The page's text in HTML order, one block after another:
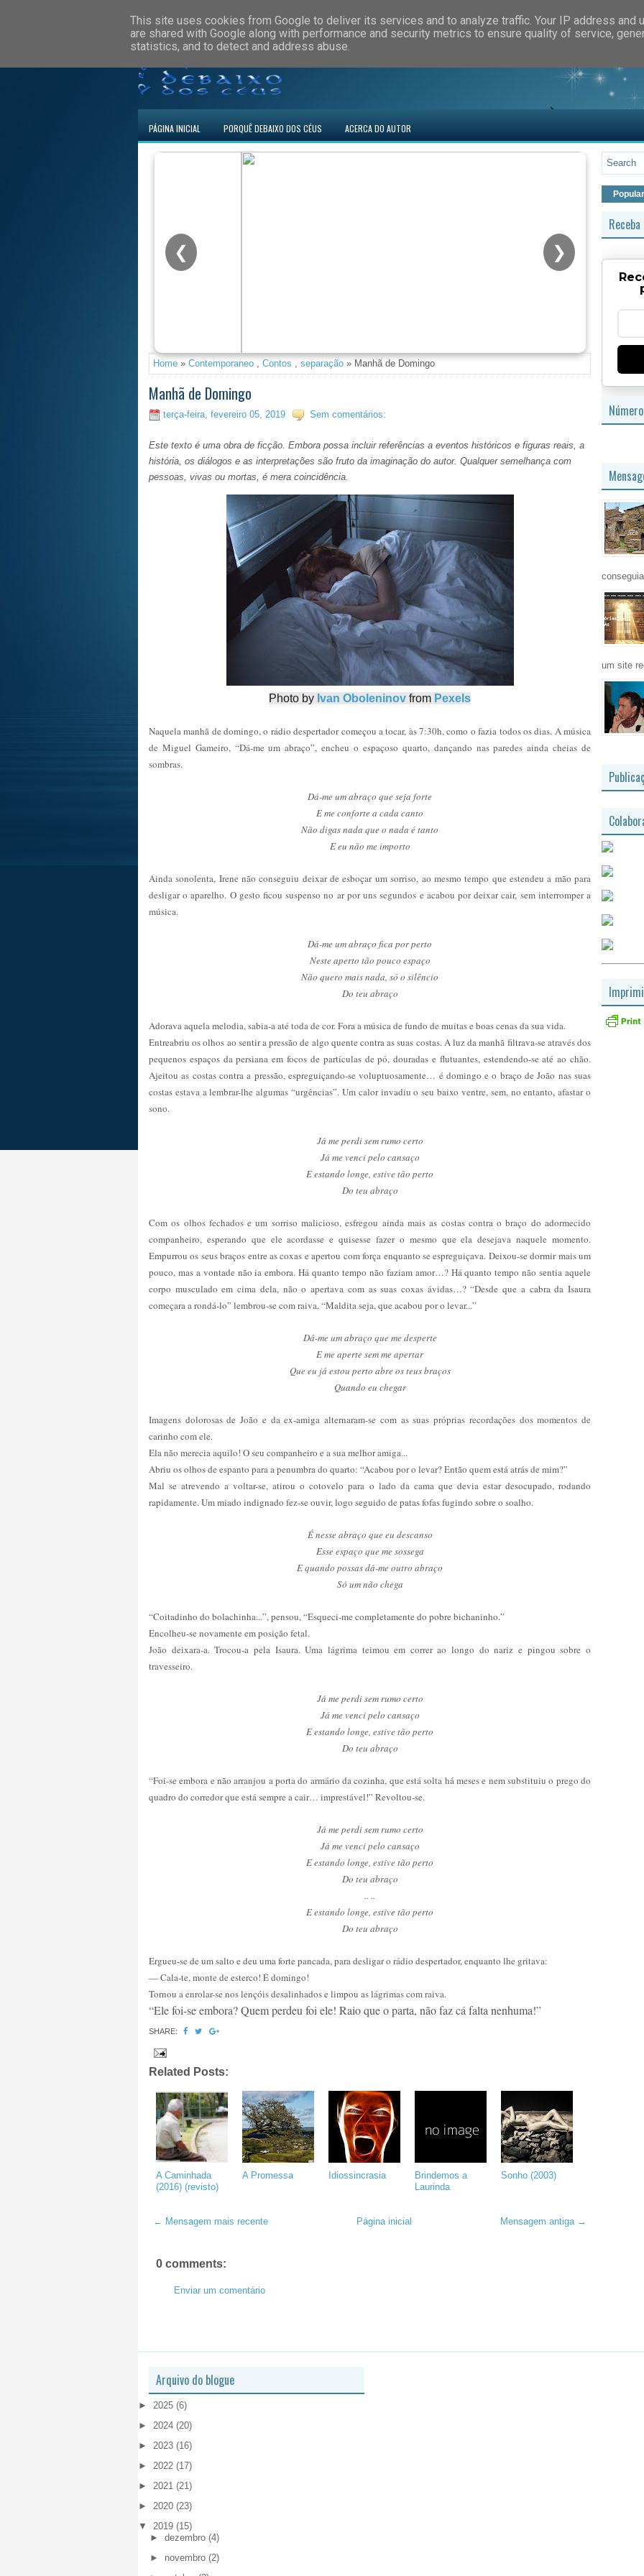
PÁGINA INICIAL PORQUÊ DEBAIXO DOS CÉUS ACERCA DO AUTOR
❮ ❯
Home » Contemporaneo , Contos , separação » Manhã de Domingo
Manhã de Domingo
terça-feira, fevereiro 05, 2019 Sem comentários:
Este texto é uma obra de ficção. Embora possa incluir referências a eventos históricos e figuras reais, a
história, os diálogos e as interpretações são fruto da imaginação do autor. Qualquer semelhança com
pessoas, vivas ou mortas, é mera coincidência.
Photo by Ivan Oboleninov from Pexels
Naquela manhã de domingo, o rádio despertador começou a tocar, às 7:30h, como o fazia todos os dias. A música
de Miguel Gameiro, “Dá-me um abraço”, encheu o espaçoso quarto, dançando nas paredes ainda cheias de
sombras.
Dá-me um abraço que seja forte
E me conforte a cada canto
Não digas nada que o nada é tanto
E eu não me importo
Ainda sonolenta, Irene não conseguiu deixar de esboçar um sorriso, ao mesmo tempo que estendeu a mão para
desligar o aparelho. O gesto ficou suspenso no ar por uns segundos e acabou por deixar cair, sem interromper a
música.
Dá-me um abraço fica por perto
Neste aperto tão pouco espaço
Não quero mais nada, só o silêncio
Do teu abraço
Adorava aquela melodia, sabia-a até toda de cor. Fora a música de fundo de muitas e boas cenas da sua vida.
Entreabriu os olhos ao sentir a pressão de algo quente contra as suas costas. A luz da manhã filtrava-se através dos
pequenos espaços da persiana em focos de partículas de pó, douradas e flutuantes, estendendo-se até ao chão.
Ajeitou as costas contra a pressão, espreguiçando-se voluptuosamente… é domingo e o braço de João nas suas
costas estava a lembrar-lhe algumas “urgências”. Um calor invadiu o seu baixo ventre, sem, no entanto, afastar o
sono.
Já me perdi sem rumo certo
Já me venci pelo cansaço
E estando longe, estive tão perto
Do teu abraço
Com os olhos fechados e um sorriso malicioso, esfregou ainda mais as costas contra o braço do adormecido
companheiro, esperando que ele acordasse e quisesse fazer o mesmo que ela desejava naquele momento.
Empurrou os seus braços entre as coxas e apertou com força enquanto se espreguiçava. Deixou-se dormir mais um
pouco, mas a vontade não ia embora. Há quanto tempo não faziam amor…? Há quanto tempo não sentia aquele
corpo musculado em cima dela, não o apertava com as suas coxas ávidas…? “Desde que a cabra da Isaura
começara a rondá-lo” lembrou-se com raiva, “Maldita seja, que acabou por o levar...”
Dá-me um abraço que me desperte
E me aperte sem me apertar
Que eu já estou perto abre os teus braços
Quando eu chegar
Imagens dolorosas de João e da ex-amiga alternaram-se com as suas próprias recordações dos momentos de
carinho com ele.
Ela não merecia aquilo! O seu companheiro e a sua melhor amiga...
Abriu os olhos de espanto para a penumbra do quarto: “Acabou por o levar? Então quem está atrás de mim?”
Mal se atrevendo a voltar-se, atirou o cotovelo para o lado da cama que devia estar desocupado, rodando
rapidamente. Um miado indignado fez-se ouvir, logo seguido de patas fofas fugindo sobre o soalho.
É nesse abraço que eu descanso
Esse espaço que me sossega
E quando possas dá-me outro abraço
Só um não chega
“Coitadinho do bolachinha...”, pensou, “Esqueci-me completamente do pobre bichaninho.”
Encolheu-se novamente em posição fetal.
João deixara-a. Trocou-a pela Isaura. Uma lágrima teimou em correr ao longo do nariz e pingou sobre o
travesseiro.
Já me perdi sem rumo certo
Já me venci pelo cansaço
E estando longe, estive tão perto
Do teu abraço
“Foi-se embora e não arranjou a porta do armário da cozinha, que está solta há meses e nem substituiu o prego do
quadro do corredor que está sempre a cair… imprestável!” Revoltou-se.
Já me perdi sem rumo certo
Já me venci pelo cansaço
E estando longe, estive tão perto
Do teu abraço
.. ..
E estando longe, estive tão perto
Do teu abraço
Ergueu-se de um salto e deu uma forte pancada, para desligar o rádio despertador, enquanto lhe gritava:
— Cala-te, monte de esterco! É domingo!
Tornou a enrolar-se nos lençóis desalinhados e limpou as lágrimas com raiva.
“Ele foi-se embora? Quem perdeu foi ele! Raio que o parta, não faz cá falta nenhuma!”
SHARE:
Related Posts:
A Caminhada
(2016) (revisto)
A Promessa Idiossincrasia
Brindemos a
Laurinda
Sonho (2003)
← Mensagem mais recente Mensagem antiga →
Página inicial
0 comments:
Enviar um comentário
Popular
um site
Arquivo do blogue
► 2025 (6)
► 2024 (20)
► 2023 (16)
► 2022 (17)
► 2021 (21)
► 2020 (23)
▼ 2019 (15)
► dezembro (4)
► novembro (2)
This site uses cookies from Google to deliver its services and to analyze traffic. Your IP address and
are shared with Google along with performance and security metrics to ensure quality of service,
statistics, and to detect and address abuse.